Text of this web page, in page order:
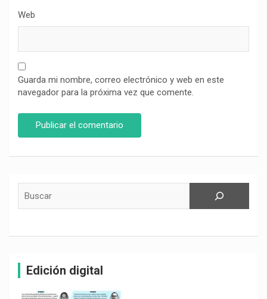
Web
Guarda mi nombre, correo electrónico y web en este
navegador para la próxima vez que comente.
Edición digital